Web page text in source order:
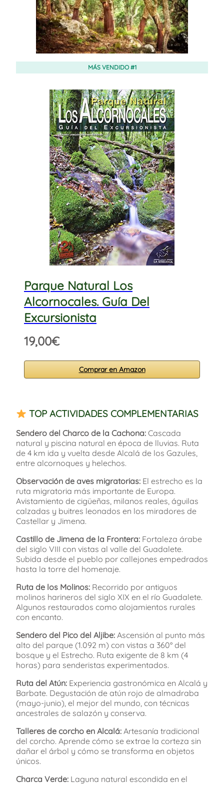
MÁS VENDIDO #1
Parque Natural Los
Alcornocales. Guía Del
Excursionista
19,00€
Comprar en Amazon
TOP ACTIVIDADES COMPLEMENTARIAS
Sendero del Charco de la Cachona: Cascada
natural y piscina natural en época de lluvias. Ruta
de 4 km ida y vuelta desde Alcalá de los Gazules,
entre alcornoques y helechos.
Observación de aves migratorias: El estrecho es la
ruta migratoria más importante de Europa.
Avistamiento de cigüeñas, milanos reales, águilas
calzadas y buitres leonados en los miradores de
Castellar y Jimena.
Castillo de Jimena de la Frontera: Fortaleza árabe
del siglo VIII con vistas al valle del Guadalete.
Subida desde el pueblo por callejones empedrados
hasta la torre del homenaje.
Ruta de los Molinos: Recorrido por antiguos
molinos harineros del siglo XIX en el río Guadalete.
Algunos restaurados como alojamientos rurales
con encanto.
Sendero del Pico del Aljibe: Ascensión al punto más
alto del parque (1.092 m) con vistas a 360° del
bosque y el Estrecho. Ruta exigente de 8 km (4
horas) para senderistas experimentados.
Ruta del Atún: Experiencia gastronómica en Alcalá y
Barbate. Degustación de atún rojo de almadraba
(mayo-junio), el mejor del mundo, con técnicas
ancestrales de salazón y conserva.
Talleres de corcho en Alcalá: Artesanía tradicional
del corcho. Aprende cómo se extrae la corteza sin
dañar el árbol y cómo se transforma en objetos
únicos.
Charca Verde: Laguna natural escondida en el